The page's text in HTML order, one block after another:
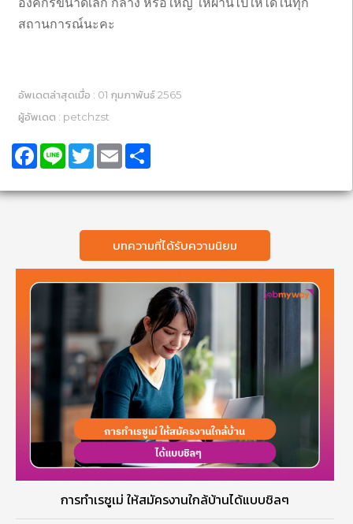
สถานการณ์นะคะ
อัพเดตล่าสุดเมื่อ : 01 กุมภาพันธ์ 2565
ผู้อัพเดต : petchzst
Facebook
Line TwitterEmail
บทความที่ได้รับความนิยม
การทำเรซูเม่ ให้สมัครงานใกล้บ้านได้แบบชิลๆ